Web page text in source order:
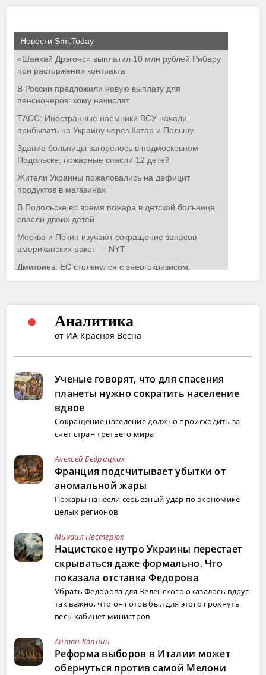
Аналитика
от ИА Красная Весна
Ученые говорят, что для спасения
планеты нужно сократить население
вдвое
Сокращение население должно происходить за
счет стран третьего мира
Алексей Бедрицких
Франция подсчитывает убытки от
аномальной жары
Пожары нанесли серьёзный удар по экономике
целых регионов
Михаил Нестерюк
Нацистское нутро Украины перестает
скрываться даже формально. Что
показала отставка Федорова
Убрать Федорова для Зеленского оказалось вдруг
так важно, что он готов был для этого грохнуть
весь кабинет министров
Антон Копнин
Реформа выборов в Италии может
обернуться против самой Мелони